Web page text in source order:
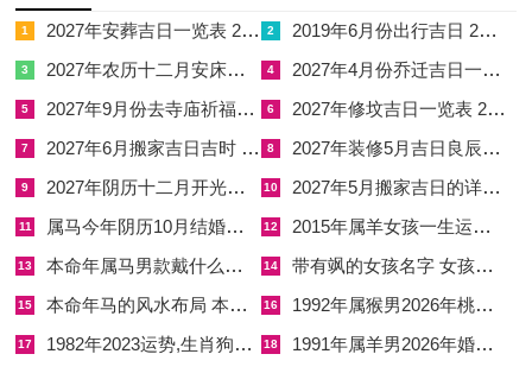
当天诸多不顺，重则未来一年财运受损，是非缠身；故常有命主
于此年选日，必先详查自身生肖，若所选吉日恰逢冲自身生肖，
即便黄历上书大吉，亦当毅然弃之，另择佳期。
在烈火之年反成济旱之甘霖，主生意遇难成祥，在激烈竞争中脱
颖而出，若开业日透出癸水，癸为雨露正官，丙见癸为官星，主
事业能得官方支持，或与大型机构达成合作，名声鹊起。
显露，是为明求财帛之象，然火旺克金，亦须金气旺盛才能受克
1 2027年安葬吉日一览表 2027年12月安葬吉日一览表 2 2019年6月份出行吉日 2027年6月出行吉日一览表
3 2027年农历十二月安床吉日 2027年正月安床吉日吉时查询 4 2027年4月份乔迁吉日一览表 2027年4月乔迁吉日吉时查询
5 2027年9月份去寺庙祈福的日子 2027年5月去寺庙吉日一览表 6 2027年修坟吉日一览表 2027年农历2月修坟吉日一览表
7 2027年6月搬家吉日吉时 2027年农历6月搬家吉日一览表 8 2027年装修5月吉日良辰查询表 2027年农历5月装修吉日一览表
9 2027年阴历十二月开光吉日 2027年12月开光吉日一览表 10 2027年5月搬家吉日的详细解释 2027年5月搬家吉日吉时查询
11 属马今年阴历10月结婚好吗 属马还有几年本命年结婚呢好吗 12 2015年属羊女孩一生运势 2015年属羊女2026年健康运好吗
13 本命年属马男款戴什么财神 本命年属马男士戴什么好一点 14 带有飒的女孩名字 女孩取名字带飒字有什么名字好听
15 本命年马的风水布局 本命年马的佛像怎么摆放 16 1992年属猴男2026年桃花运 1992年属猴男2026年感情运如何
17 1982年2023运势,生肖狗1982年2023运势 18 1991年属羊男2026年婚姻运势 1991年属羊男2026年感情运如何